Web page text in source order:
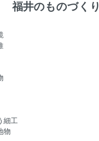
福井のものづくり
細工
物